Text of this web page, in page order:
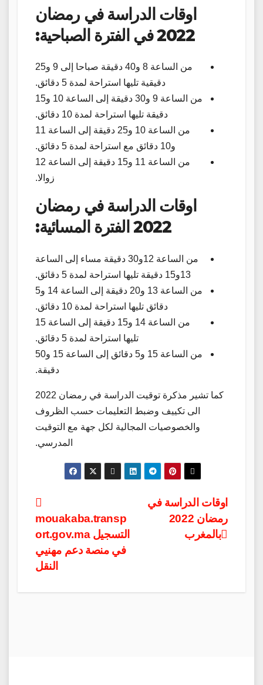
اوقات الدراسة في رمضان
2022 في الفترة الصباحية:
من الساعة 8 و40 دقيقة صباحا إلى 9 و25
دقيقية تليها استراحة لمدة 5 دقائق.
من الساعة 9 و30 دقيقة إلى الساعة 10 و15
دقيقة تليها استراحة لمدة 10 دقائق.
من الساعة 10 و25 دقيقة إلى الساعة 11
و10 دقائق مع استراحة لمدة 5 دقائق.
من الساعة 11 و15 دقيقة إلى الساعة 12
زوالا.
اوقات الدراسة في رمضان
2022 الفترة المسائية:
من الساعة 12و30 دقيقة مساء إلى الساعة
13و15 دقيقة تليها استراحة لمدة 5 دقائق.
من الساعة 13 و20 دقيقة إلى الساعة 14 و5
دقائق تليها استراحة لمدة 10 دقائق.
من الساعة 14 و15 دقيقة إلى الساعة 15
تليها استراحة لمدة 5 دقائق.
من الساعة 15 و5 دقائق إلى الساعة 15 و50
دقيقة.
كما تشير مذكرة توقيت الدراسة في رمضان 2022
الى تكييف وضبط التعليمات حسب الظروف
والخصوصيات المجالية لكل جهة مع التوقيت
المدرسي.
Post
navigation
اوقات الدراسة في
رمضان 2022
بالمغرب
mouakaba.transp
ort.gov.ma التسجيل
في منصة دعم مهنيي
النقل